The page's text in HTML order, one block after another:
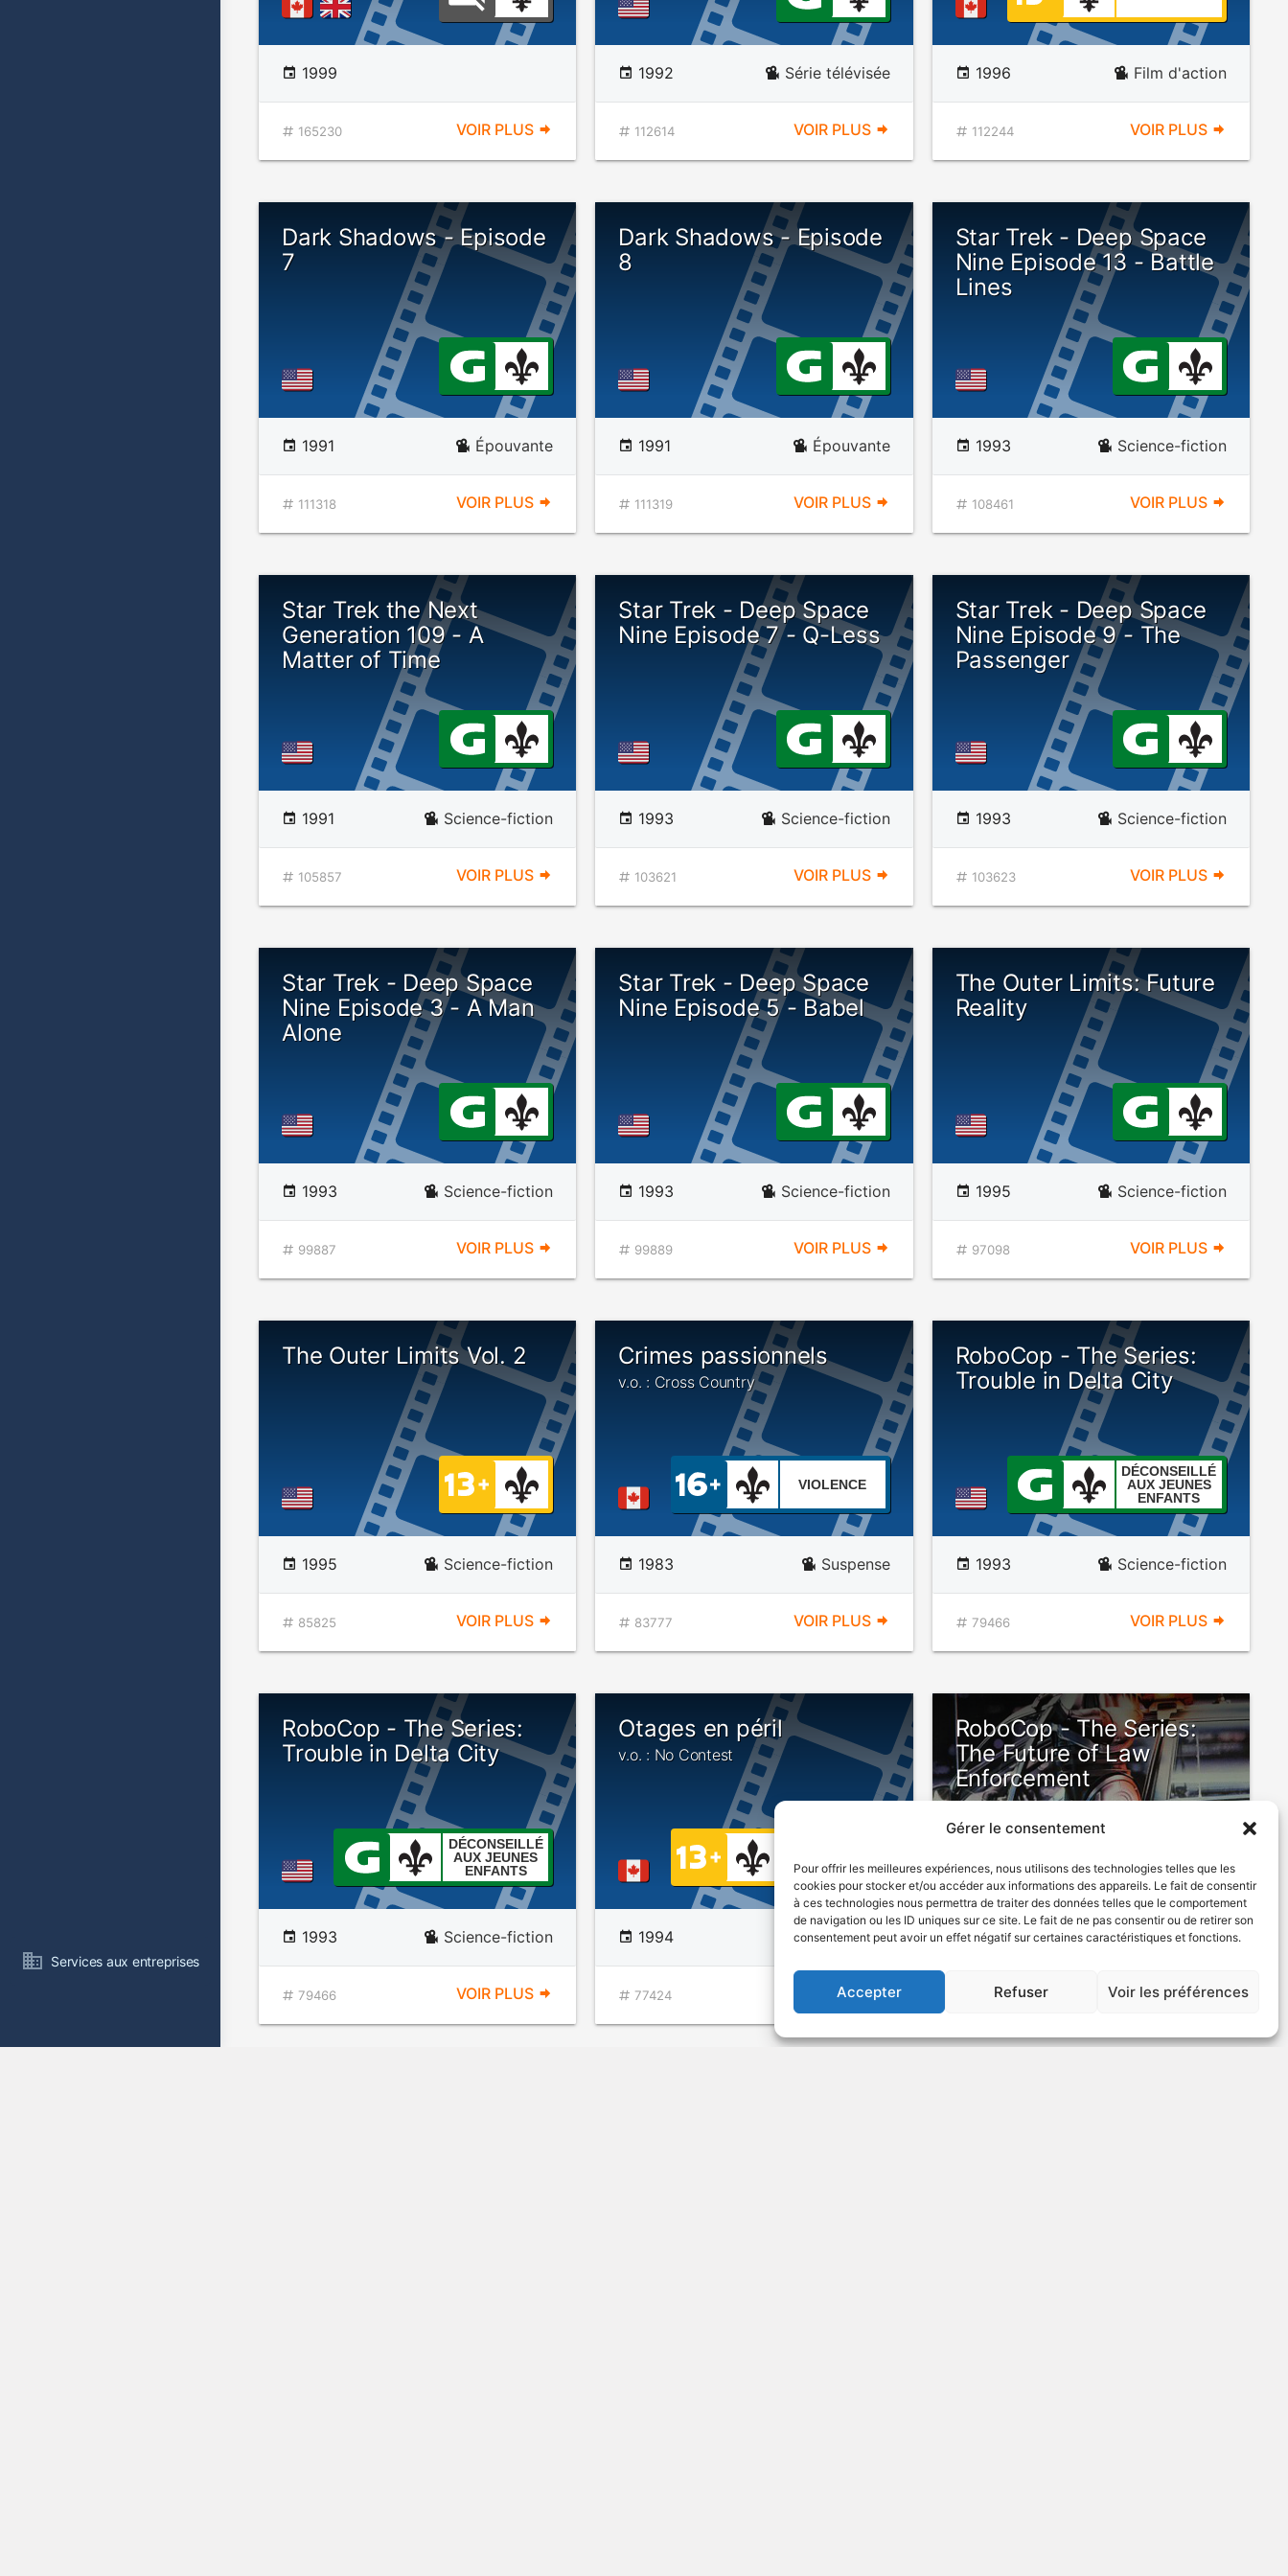
Gérer le consentement
Pour offrir les meilleures expériences, nous utilisons des technologies telles que les
cookies pour stocker et/ou accéder aux informations des appareils. Le fait de consentir
à ces technologies nous permettra de traiter des données telles que le comportement
de navigation ou les ID uniques sur ce site. Le fait de ne pas consentir ou de retirer son
consentement peut avoir un effet négatif sur certaines caractéristiques et fonctions.
Accepter Refuser Voir les préférences
Services aux entreprises
1999
165230 VOIR PLUS
1992 Série télévisée
112614 VOIR PLUS
1996 Film d'action
112244 VOIR PLUS
Dark Shadows - Episode
7
1991 Épouvante
111318 VOIR PLUS
Dark Shadows - Episode
8
1991 Épouvante
111319 VOIR PLUS
Star Trek - Deep Space
Nine Episode 13 - Battle
Lines
1993 Science-fiction
108461 VOIR PLUS
Star Trek the Next
Generation 109 - A
Matter of Time
1991 Science-fiction
105857 VOIR PLUS
Star Trek - Deep Space
Nine Episode 7 - Q-Less
1993 Science-fiction
103621 VOIR PLUS
Star Trek - Deep Space
Nine Episode 9 - The
Passenger
1993 Science-fiction
103623 VOIR PLUS
Star Trek - Deep Space
Nine Episode 3 - A Man
Alone
1993 Science-fiction
99887 VOIR PLUS
Star Trek - Deep Space
Nine Episode 5 - Babel
1993 Science-fiction
99889 VOIR PLUS
The Outer Limits: Future
Reality
1995 Science-fiction
97098 VOIR PLUS
The Outer Limits Vol. 2
1995 Science-fiction
85825 VOIR PLUS
Crimes passionnels
v.o. : Cross Country
VIOLENCE
1983 Suspense
83777 VOIR PLUS
RoboCop - The Series:
Trouble in Delta City
DÉCONSEILLÉ
AUX JEUNES
ENFANTS
1993 Science-fiction
79466 VOIR PLUS
RoboCop - The Series:
Trouble in Delta City
DÉCONSEILLÉ
AUX JEUNES
ENFANTS
1993 Science-fiction
79466 VOIR PLUS
Otages en péril
v.o. : No Contest
1994 Suspense
77424 VOIR PLUS
RoboCop - The Series:
The Future of Law
Enforcement
1994 Science-fiction
75283 VOIR PLUS